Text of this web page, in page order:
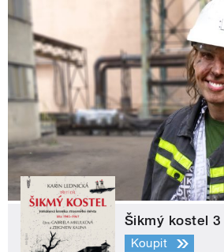
Šikmý kostel 3
Koupit